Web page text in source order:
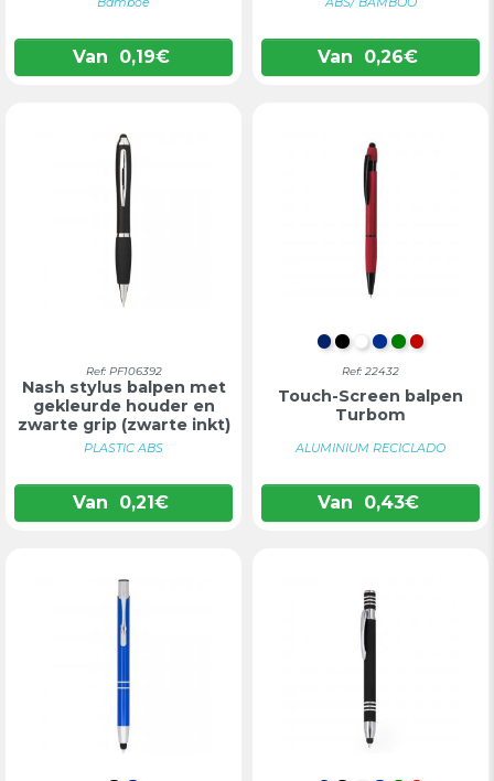
Van 0,19€ Van 0,26€
Ref: PF106392
Nash stylus balpen met
gekleurde houder en
zwarte grip (zwarte inkt)
PLASTIC ABS
Van 0,21€
MARINEBLAUW
ZWART
WITBLAUW
GROEN
ROOD
Ref: 22432
Touch-Screen balpen
Turbom
ALUMINIUM RECICLADO
Van 0,43€